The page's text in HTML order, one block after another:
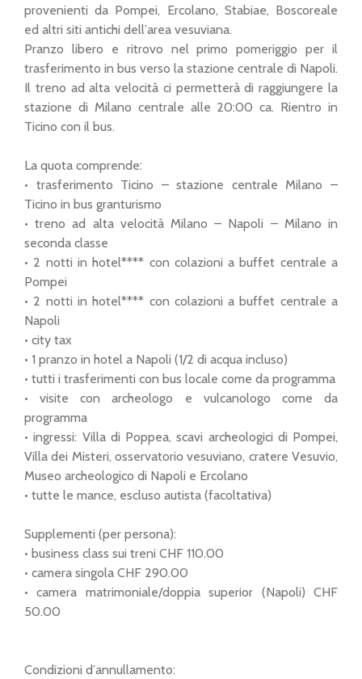
provenienti da Pompei, Ercolano, Stabiae, Boscoreale
ed altri siti antichi dell’area vesuviana.
Pranzo libero e ritrovo nel primo pomeriggio per il
trasferimento in bus verso la stazione centrale di Napoli.
Il treno ad alta velocità ci permetterà di raggiungere la
stazione di Milano centrale alle 20:00 ca. Rientro in
Ticino con il bus.
La quota comprende:
• trasferimento Ticino – stazione centrale Milano –
Ticino in bus granturismo
• treno ad alta velocità Milano – Napoli – Milano in
seconda classe
• 2 notti in hotel**** con colazioni a buffet centrale a
Pompei
• 2 notti in hotel**** con colazioni a buffet centrale a
Napoli
• city tax
• 1 pranzo in hotel a Napoli (1/2 di acqua incluso)
• tutti i trasferimenti con bus locale come da programma
• visite con archeologo e vulcanologo come da
programma
• ingressi: Villa di Poppea, scavi archeologici di Pompei,
Villa dei Misteri, osservatorio vesuviano, cratere Vesuvio,
Museo archeologico di Napoli e Ercolano
• tutte le mance, escluso autista (facoltativa)
Supplementi (per persona):
• business class sui treni CHF 110.00
• camera singola CHF 290.00
• camera matrimoniale/doppia superior (Napoli) CHF
50.00
Condizioni d’annullamento: